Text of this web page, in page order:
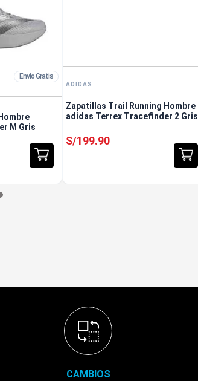
Envío Gratis
M Gris
ADIDAS
Zapatillas Trail Running Hombre
adidas Terrex Tracefinder 2 Gris
S/199.90
CAMBIOS